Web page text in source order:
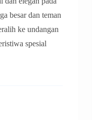
besar dan teman
ke undangan
spesial